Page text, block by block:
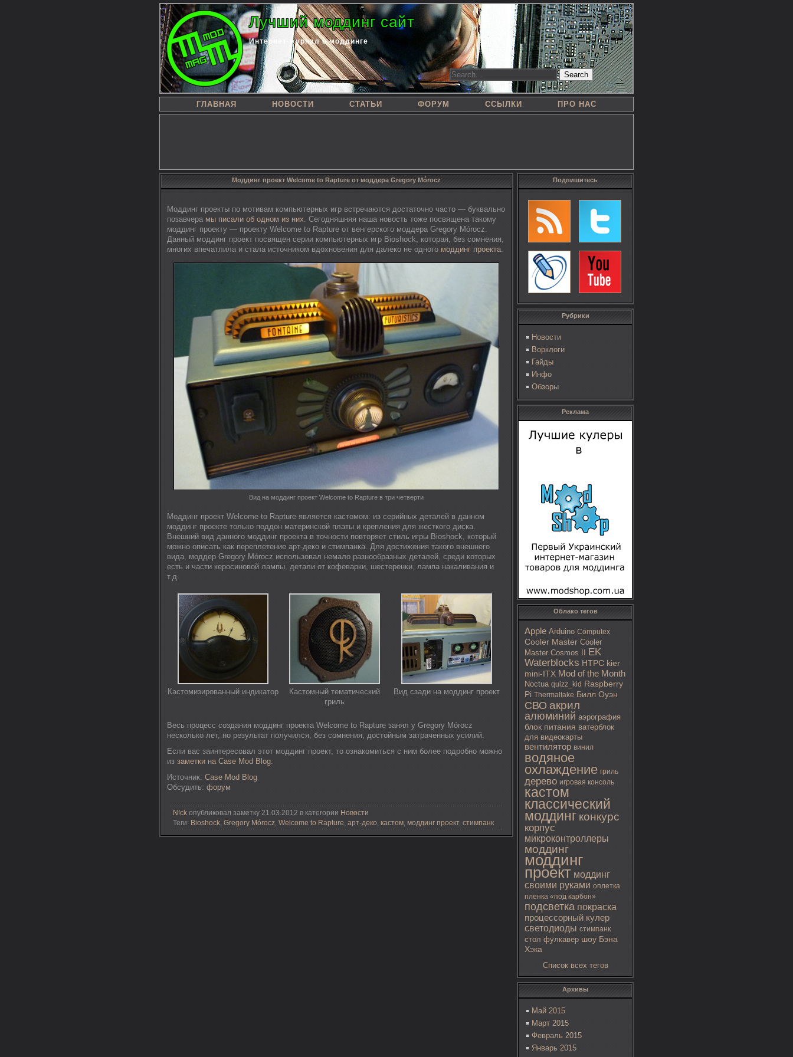
Лучший моддинг сайт
Интернет-журнал о моддинге
Search
ГЛАВНАЯ НОВОСТИ СТАТЬИ ФОРУМ ССЫЛКИ ПРО НАС
Подпишитесь
Рубрики
Новости
Ворклоги
Гайды
Инфо
Обзоры
Реклама
Облако тегов
Apple Arduino Computex
Cooler Master Cooler
Master Cosmos II
EK
Waterblocks HTPC kier
mini-ITX Mod of the Month
Noctua quizz_kid Raspberry
Pi Thermaltake Билл Оуэн
СВО акрил
алюминий аэрография
блок питания ватерблок
для видеокарты
вентилятор винил
водяное
охлаждение гриль
дерево игровая консоль
кастом
классический
моддинг конкурс
корпус
микроконтроллеры
моддинг
моддинг
проект моддинг
своими руками оплетка
пленка «под карбон»
подсветка покраска
процессорный кулер
светодиоды стимпанк
стол фулкавер шоу Бэна
Хэка
Список всех тегов
Архивы
Май 2015
Март 2015
Февраль 2015
Январь 2015
Моддинг проект Welcome to Rapture от моддера Gregory Mórocz
Моддинг проекты по мотивам компьютерных игр встречаются достаточно часто — буквально
позавчера мы писали об одном из них. Сегодняшняя наша новость тоже посвящена такому
моддинг проекту — проекту Welcome to Rapture от венгерского моддера Gregory Mórocz.
Данный моддинг проект посвящен серии компьютерных игр Bioshock, которая, без сомнения,
многих впечатлила и стала источником вдохновения для далеко не одного моддинг проекта.
Вид на моддинг проект Welcome to Rapture в три четверти
Моддинг проект Welcome to Rapture является кастомом: из серийных деталей в данном
моддинг проекте только поддон материнской платы и крепления для жесткого диска.
Внешний вид данного моддинг проекта в точности повторяет стиль игры Bioshock, который
можно описать как переплетение арт-деко и стимпанка. Для достижения такого внешнего
вида, моддер Gregory Mórocz использовал немало разнообразных деталей, среди которых
есть и части керосиновой лампы, детали от кофеварки, шестеренки, лампа накаливания и
т.д.
Кастомизированный индикатор
Кастомный тематический
гриль
Вид сзади на моддинг проект
Весь процесс создания моддинг проекта Welcome to Rapture занял у Gregory Mórocz
несколько лет, но результат получился, без сомнения, достойным затраченных усилий.
Если вас заинтересовал этот моддинг проект, то ознакомиться с ним более подробно можно
из заметки на Case Mod Blog.
Источник: Case Mod Blog
Обсудить: форум
N!ck опубликовал заметку 21.03.2012 в категории Новости
Теги: Bioshock, Gregory Mórocz, Welcome to Rapture, арт-деко, кастом, моддинг проект, стимпанк